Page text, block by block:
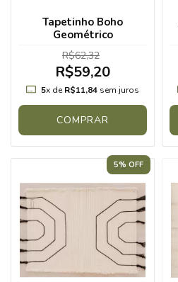
Tapetinho Boho
Geométrico
R$62,32
R$59,20
5x de R$11,84sem juros
COMPRAR
5% OFF